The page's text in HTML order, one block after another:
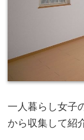
一人暮らし女子
から収集して紹